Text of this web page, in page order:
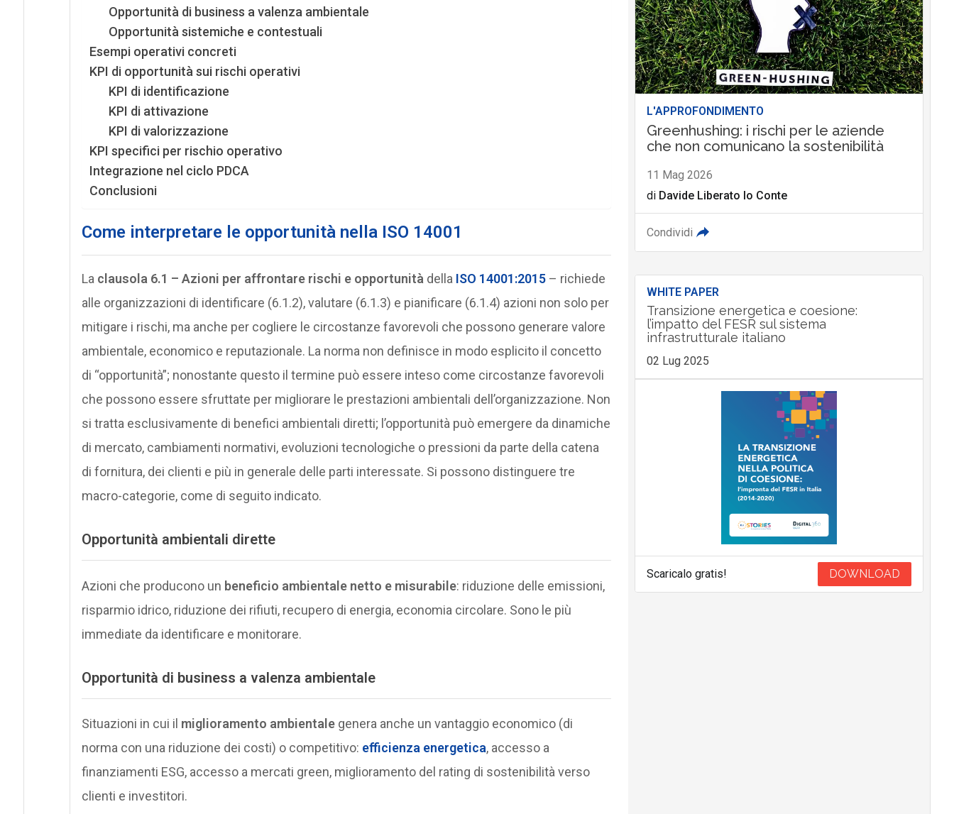
Opportunità di business a valenza ambientale
Opportunità sistemiche e contestuali
Esempi operativi concreti
KPI di opportunità sui rischi operativi
KPI di identificazione
KPI di attivazione
KPI di valorizzazione
KPI specifici per rischio operativo
Integrazione nel ciclo PDCA
Conclusioni
Come interpretare le opportunità nella ISO 14001
La clausola 6.1 – Azioni per affrontare rischi e opportunità della ISO 14001:2015– richiede
alle organizzazioni di identificare (6.1.2), valutare (6.1.3) e pianificare (6.1.4) azioni non solo per
mitigare i rischi, ma anche per cogliere le circostanze favorevoli che possono generare valore
ambientale, economico e reputazionale. La norma non definisce in modo esplicito il concetto
di “opportunità”; nonostante questo il termine può essere inteso come circostanze favorevoli
che possono essere sfruttate per migliorare le prestazioni ambientali dell’organizzazione. Non
si tratta esclusivamente di benefici ambientali diretti; l’opportunità può emergere da dinamiche
di mercato, cambiamenti normativi, evoluzioni tecnologiche o pressioni da parte della catena
di fornitura, dei clienti e più in generale delle parti interessate. Si possono distinguere tre
macro-categorie, come di seguito indicato.
Opportunità ambientali dirette
Azioni che producono un beneficio ambientale netto e misurabile: riduzione delle emissioni,
risparmio idrico, riduzione dei rifiuti, recupero di energia, economia circolare. Sono le più
immediate da identificare e monitorare.
Opportunità di business a valenza ambientale
Situazioni in cui il miglioramento ambientalegenera anche un vantaggio economico (di
norma con una riduzione dei costi) o competitivo: efficienza energetica, accesso a
finanziamenti ESG, accesso a mercati green, miglioramento del rating di sostenibilità verso
clienti e investitori.
L'APPROFONDIMENTO
Greenhushing: i rischi per le aziende
che non comunicano la sostenibilità
11 Mag 2026
di Davide Liberato lo Conte
Condividi
WHITE PAPER
Transizione energetica e coesione:
l’impatto del FESR sul sistema
infrastrutturale italiano
02 Lug 2025
Scaricalo gratis! DOWNLOAD